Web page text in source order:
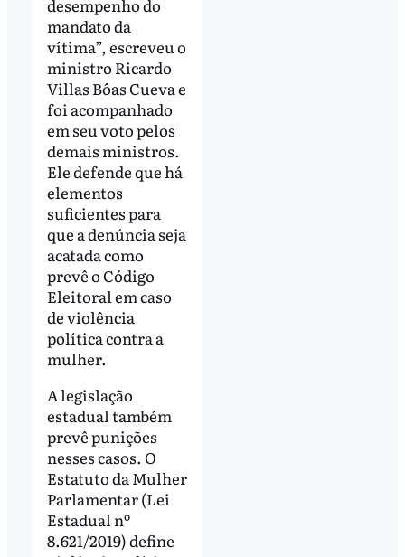
desempenho do
mandato da
vítima”, escreveu o
ministro Ricardo
Villas Bôas Cueva e
foi acompanhado
em seu voto pelos
demais ministros.
Ele defende que há
elementos
suficientes para
que a denúncia seja
acatada como
prevê o Código
Eleitoral em caso
de violência
política contra a
mulher.
A legislação
estadual também
prevê punições
nesses casos. O
Estatuto da Mulher
Parlamentar (Lei
Estadual nº
8.621/2019) define